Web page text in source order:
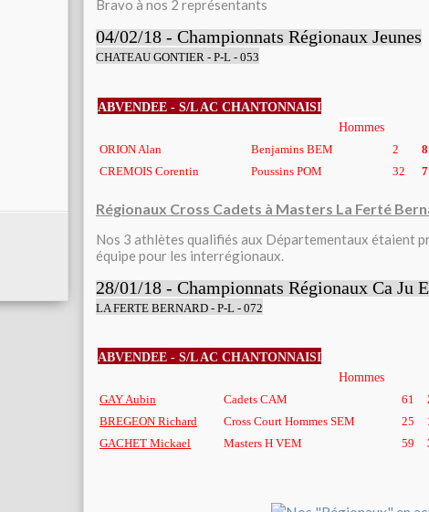
Bravo à nos 2 représentants
04/02/18 - Championnats Régionaux Jeunes
CHATEAU GONTIER - P-L - 053
ABVENDEE - S/L AC CHANTONNAISI
Hommes
ORION Alan
Benjamins BEM 2
CREMOIS Corentin
Poussins POM 32
Régionaux Cross Cadets à Masters La Ferté
Nos 3 athlètes qualifiés aux Départementaux étaient
équipe pour les interrégionaux.
28/01/18 - Championnats Régionaux Ca Ju
LA FERTE BERNARD - P-L - 072
ABVENDEE - S/L AC CHANTONNAISI
Hommes
GAY Aubin
Cadets CAM 61
BREGEON Richard
Cross Court Hommes SEM 25
GACHET Mickael
Masters H VEM 59